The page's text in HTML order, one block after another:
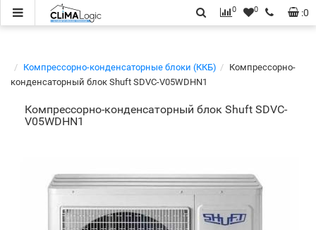
:0
0 0
Компрессорно-конденсаторные блоки (ККБ)
Компрессорно-
конденсаторный блок Shuft SDVC-V05WDHN1
Компрессорно-конденсаторный блок Shuft SDVC-
V05WDHN1